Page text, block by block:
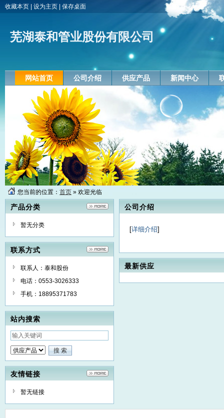
收藏本页 设为主页 保存桌面
芜湖泰和管业股份有限公司
网站首页 公司介绍 供应产品 新闻中心
您当前的位置： 首页 » 欢迎光临
产品分类
暂无分类
联系方式
联系人：泰和股份
电话：0553-3026333
手机：18895371783
站内搜索
友情链接
暂无链接
公司介绍
[详细介绍]
最新供应